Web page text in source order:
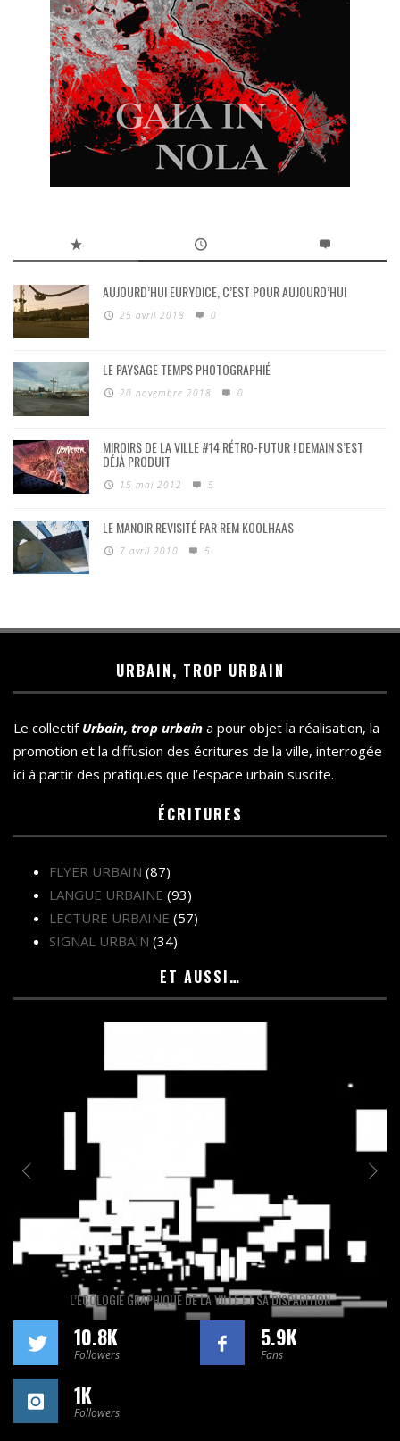
AUJOURD’HUI EURYDICE, C’EST POUR AUJOURD’HUI
25 avril 2018 0
LE PAYSAGE TEMPS PHOTOGRAPHIÉ
20 novembre 2018 0
MIROIRS DE LA VILLE #14 RÉTRO-FUTUR ! DEMAIN S’EST
DÉJÀ PRODUIT
15 mai 2012 5
LE MANOIR REVISITÉ PAR REM KOOLHAAS
7 avril 2010 5
URBAIN, TROP URBAIN
Le collectif Urbain, trop urbain a pour objet la réalisation, la
promotion et la diffusion des écritures de la ville, interrogée
ici à partir des pratiques que l’espace urbain suscite.
ÉCRITURES
FLYER URBAIN (87)
LANGUE URBAINE (93)
LECTURE URBAINE (57)
SIGNAL URBAIN (34)
ET AUSSI…
L’ÉCOLOGIE GRAPHIQUE DE LA VILLE ET SA DISPARITION
10.8K
Followers
5.9K
Fans
1K
Followers